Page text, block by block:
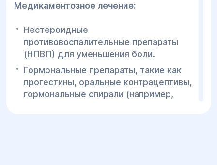
Медикаментозное лечение:
Нестероидные
противовоспалительные препараты
(НПВП) для уменьшения боли.
Гормональные препараты, такие как
прогестины, оральные контрацептивы,
гормональные спирали (например,